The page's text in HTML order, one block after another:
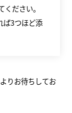
ださい。
ば3つほど添
りお待ちしてお